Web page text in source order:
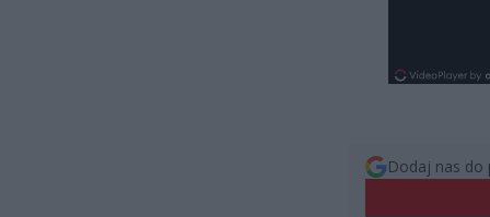
Dodaj nas do